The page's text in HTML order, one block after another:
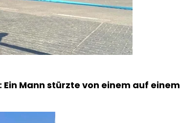
Mann stürzte von einem auf einem